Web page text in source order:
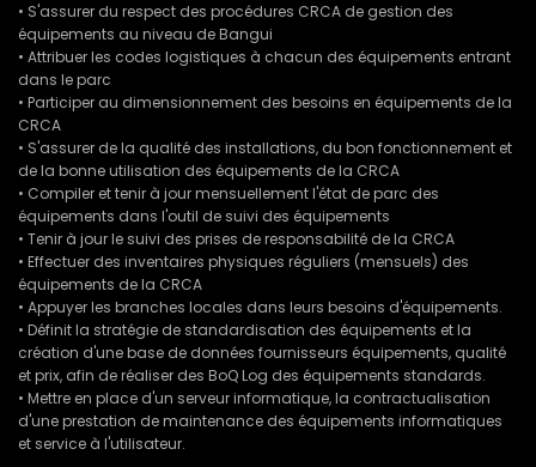
• S'assurer du respect des procédures CRCA de gestion des
équipements au niveau de Bangui
• Attribuer les codes logistiques à chacun des équipements entrant
dans le parc
• Participer au dimensionnement des besoins en équipements de la
CRCA
• S'assurer de la qualité des installations, du bon fonctionnement et
de la bonne utilisation des équipements de la CRCA
• Compiler et tenir à jour mensuellement l'état de parc des
équipements dans l'outil de suivi des équipements
• Tenir à jour le suivi des prises de responsabilité de la CRCA
• Effectuer des inventaires physiques réguliers (mensuels) des
équipements de la CRCA
• Appuyer les branches locales dans leurs besoins d'équipements.
• Définit la stratégie de standardisation des équipements et la
création d'une base de données fournisseurs équipements, qualité
et prix, afin de réaliser des BoQ Log des équipements standards.
• Mettre en place d'un serveur informatique, la contractualisation
d'une prestation de maintenance des équipements informatiques
et service à l'utilisateur.